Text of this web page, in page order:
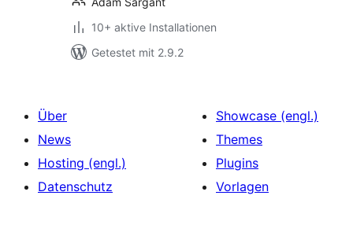
10+ aktive Installationen
Getestet mit 2.9.2
Über
News
Hosting (engl.)
Datenschutz
Showcase (engl.)
Themes
Plugins
Vorlagen